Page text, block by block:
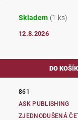
Skladem (1 ks)
12.8.2026
861
ASK PUBLISHING
ZJEDNODUŠENÁ